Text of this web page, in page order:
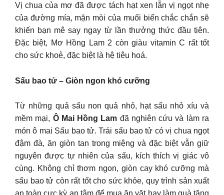
Vị chua của mơ đã được tách hạt xen lẫn vị ngọt nhẹ
của đường mía, mặn mòi của muối biển chắc chắn sẽ
khiến bạn mê say ngay từ lần thưởng thức đầu tiên.
Đặc biệt, Mơ Hồng Lam 2 còn giàu vitamin C rất tốt
cho sức khoẻ, đặc biệt là hệ tiêu hoá.
Sấu bao tử – Giòn ngon khó cưỡng
Từ những quả sấu non quả nhỏ, hạt sấu nhỏ xíu và
mềm mại, Ô Mai Hồng Lam đã nghiên cứu và làm ra
món ô mai Sấu bao tử. Trái sấu bao tử có vị chua ngọt
đậm đà, ăn giòn tan trong miệng và đặc biệt vẫn giữ
nguyên được tự nhiên của sấu, kích thích vị giác vô
cùng. Không chỉ thơm ngon, giòn cay khó cưỡng mà
sấu bao tử còn rất tốt cho sức khỏe, quy trình sản xuất
an toàn cực kỳ an tâm để mua ăn vặt hay làm quà tặng